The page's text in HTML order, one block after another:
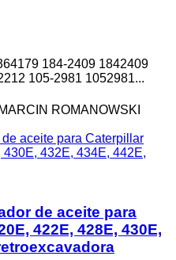
184-2409 1842409
105-2981 1052981...
ROMANOWSKI
de aceite para
422E, 428E, 430E,